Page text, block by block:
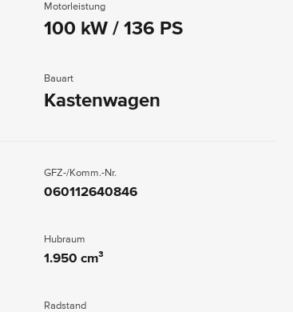
Motorleistung
100 kW / 136 PS
Bauart
Kastenwagen
GFZ-/Komm.-Nr.
060112640846
Hubraum
1.950 cm³
Radstand